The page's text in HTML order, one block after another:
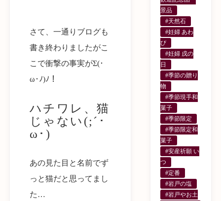
さて、一通りブログも
書き終わりましたがこ
こで衝撃の事実がΣ(･
ω･ﾉ)ﾉ！
ハチワレ、猫
じゃない(;´･
ω･)
あの見た目と名前でず
っと猫だと思ってまし
た…
景品
#天然石
#妊婦 あわ
び
#妊婦 戌の
日
#季節の贈り
物
#季節現手和
菓子
#季節限定
#季節限定和
菓子
#安産祈願 い
つ
#定番
#岩戸の塩
#岩戸やお土